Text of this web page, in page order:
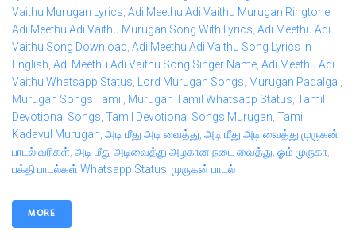
Vaithu Murugan Lyrics, Adi Meethu Adi Vaithu Murugan Ringtone,
Adi Meethu Adi Vaithu Murugan Song With Lyrics, Adi Meethu Adi
Vaithu Song Download, Adi Meethu Adi Vaithu Song Lyrics In
English, Adi Meethu Adi Vaithu Song Singer Name, Adi Meethu Adi
Vaithu Whatsapp Status, Lord Murugan Songs, Murugan Padalgal ,
Murugan Songs Tamil , Murugan Tamil Whatsapp Status, Tamil
Devotional Songs, Tamil Devotional Songs Murugan, Tamil
Kadavul Murugan, அடி மீது அடி வைத்து, அடி மீது அடி வைத்து முருகன்
பாடல் வரிகள், அடி மீது அடிவைத்து அழகான நடை வைத்து, ஓம் முருகா,
பக்தி பாடல்கள் Whatsapp Status, முருகன் பாடல்
MORE